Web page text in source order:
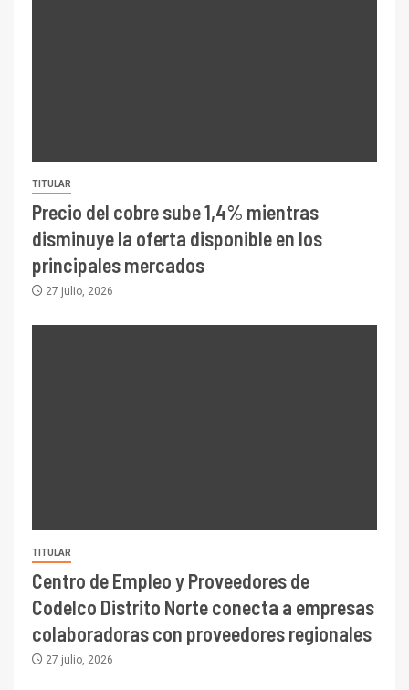
TITULAR
Precio del cobre sube 1,4% mientras
disminuye la oferta disponible en los
principales mercados
27 julio, 2026
TITULAR
Centro de Empleo y Proveedores de
Codelco Distrito Norte conecta a empresas
colaboradoras con proveedores regionales
27 julio, 2026